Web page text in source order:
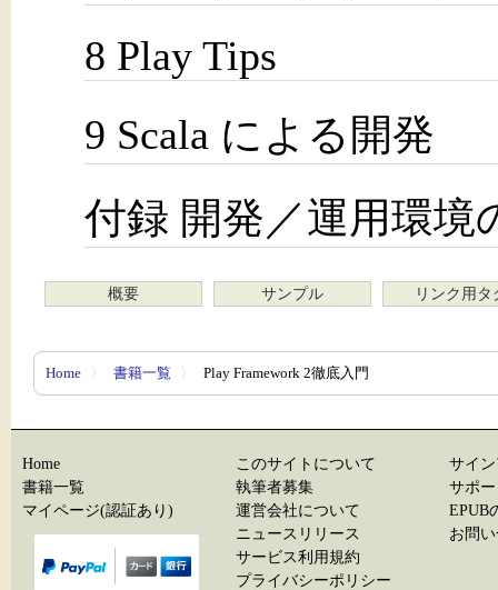
8 Play Tips
9 Scala による開発
付録 開発／運用環境
概要 サンプル リンク用タ
Home 〉 書籍一覧 〉 Play Framework 2徹底入門
Home
書籍一覧
マイページ(認証あり)
このサイトについて
執筆者募集
運営会社について
ニュースリリース
サービス利用規約
プライバシーポリシー
サイ
サポ
EPUB
お問